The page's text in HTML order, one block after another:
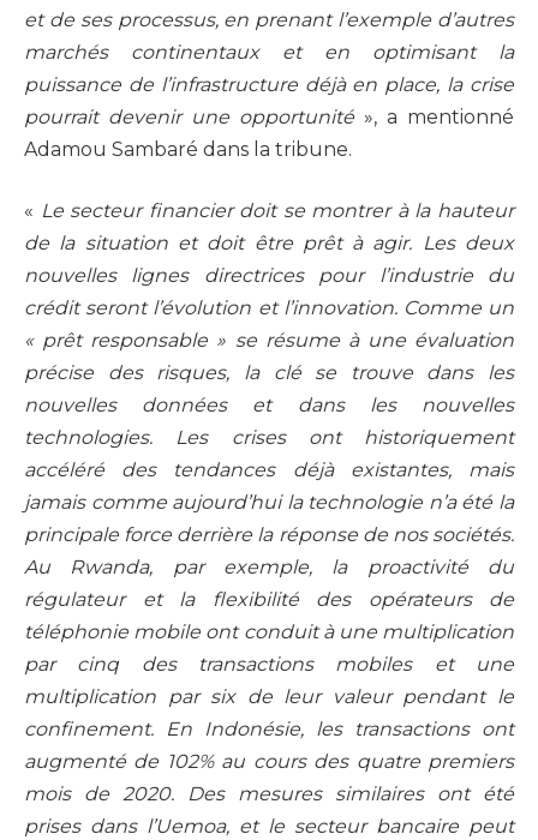
et de ses processus, en prenant l’exemple d’autres
marchés continentaux et en optimisant la
puissance de l’infrastructure déjà en place, la crise
pourrait devenir une opportunité », a mentionné
Adamou Sambaré dans la tribune.
« Le secteur financier doit se montrer à la hauteur
de la situation et doit être prêt à agir. Les deux
nouvelles lignes directrices pour l’industrie du
crédit seront l’évolution et l’innovation. Comme un
« prêt responsable » se résume à une évaluation
précise des risques, la clé se trouve dans les
nouvelles données et dans les nouvelles
technologies. Les crises ont historiquement
accéléré des tendances déjà existantes, mais
jamais comme aujourd’hui la technologie n’a été la
principale force derrière la réponse de nos sociétés.
Au Rwanda, par exemple, la proactivité du
régulateur et la flexibilité des opérateurs de
téléphonie mobile ont conduit à une multiplication
par cinq des transactions mobiles et une
multiplication par six de leur valeur pendant le
confinement. En Indonésie, les transactions ont
augmenté de 102% au cours des quatre premiers
mois de 2020. Des mesures similaires ont été
prises dans l’Uemoa, et le secteur bancaire peut